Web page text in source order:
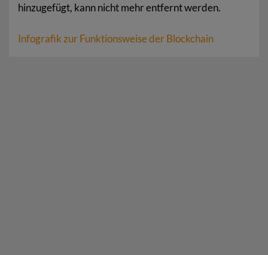
hinzugefügt, kann nicht mehr entfernt werden.
Infografik zur Funktionsweise der Blockchain